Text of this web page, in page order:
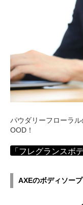
パウダリーフローラ
OOD！
「フレグランスボ
AXEのボディソープ